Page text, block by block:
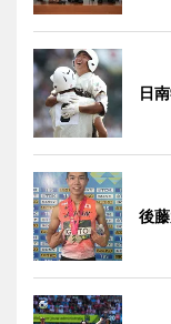
日
後